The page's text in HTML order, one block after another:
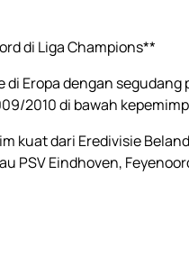
di Liga Champions**
Eropa dengan
2010 di bawah
kuat dari Eredivisie
PSV Eindhoven,